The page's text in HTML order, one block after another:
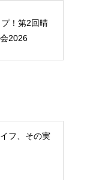
！第2回晴
2026
フ、その実